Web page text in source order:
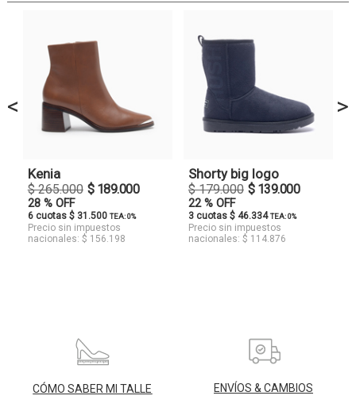
<
Kenia
$ 265.000 $ 189.000
28 % OFF
6 cuotas $ 31.500 TEA: 0%
Precio sin impuestos
nacionales: $ 156.198
Shorty big logo
$ 179.000 $ 139.000
22 % OFF
3 cuotas $ 46.334TEA: 0%
Precio sin impuestos
nacionales: $ 114.876
>
CÓMO SABER MI TALLE ENVÍOS & CAMBIOS